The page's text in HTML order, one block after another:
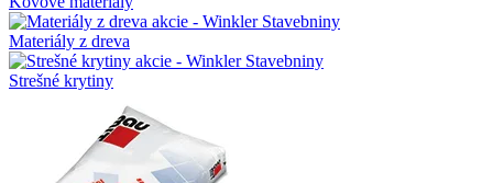
Materiály z dreva
Strešné krytiny